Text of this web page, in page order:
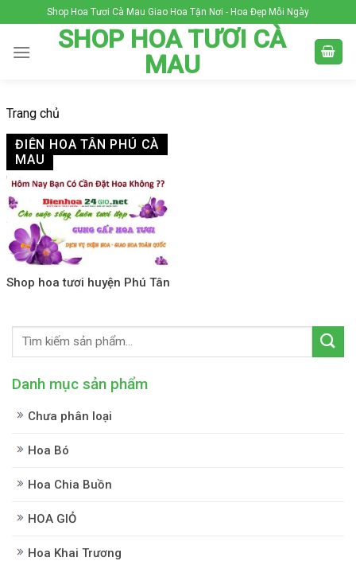
to
content
Shop Hoa Tươi Cà Mau Giao Hoa Tận Nơi - Hoa Đẹp Mỗi Ngày
SHOP HOA TƯƠI CÀ
MAU
Trang chủ
ĐIỆN HOA TÂN PHÚ CÀ
MAU
Shop hoa tươi huyện Phú Tân
Danh mục sản phẩm
Chưa phân loại
Hoa Bó
Hoa Chia Buồn
HOA GIỎ
Hoa Khai Trương